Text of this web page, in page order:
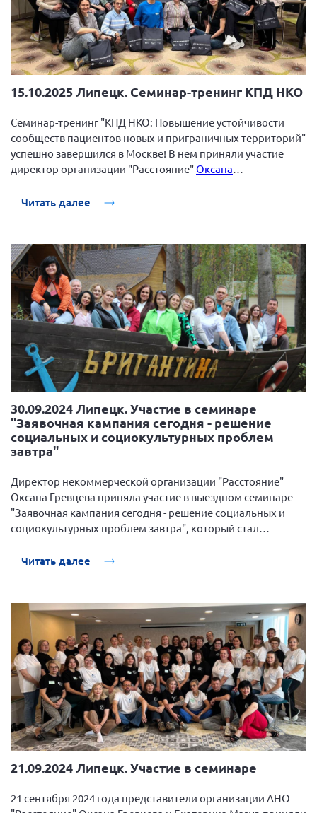
Всероссийская конференция-тренинг
"Рассеянный склероз: новые реалии" (26-
29.05.2022)
Общероссийская РС
Алтайский край
Архангельская область
Воронежская область
Ивановская область
Калининградская область
Кемеровская область
Кировская область
Краснодарский край
Липецкая область
Ленинградская область
Московская область
Мурманская область
Нижегородская область
Новгородская область
Омская область
Оренбургская область
Пензенская область
Республика Башкортостан
Республика Бурятия
Республика Карелия
Республика Калмыкия
г. Санкт-Петербург
15.10.2025 Липецк. Семинар-тренинг КПД НКО
Семинар-тренинг "КПД НКО: Повышение устойчивости
сообществ пациентов новых и приграничных территорий"
успешно завершился в Москве! В нем приняли участие
директор организации "Расстояние"Оксана
Читать далее
30.09.2024 Липецк. Участие в семинаре
"Заявочная кампания сегодня - решение
социальных и социокультурных проблем
завтра"
Директор некоммерческой организации "Расстояние"
Оксана Гревцева приняла участие в выездном семинаре
"Заявочная кампания сегодня - решение социальных и
социокультурных проблем завтра", который стал
Читать далее
21.09.2024 Липецк. Участие в семинаре
21 сентября 2024 года представители организации АНО